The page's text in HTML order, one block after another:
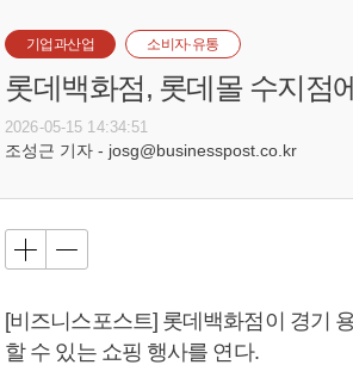
기업과산업 소비자·유통
롯데백화점, 롯데몰 수지점
2026-05-15 14:34:51
조성근 기자 - josg@businesspost.co.kr
[비즈니스포스트] 롯데백화점이 경기
할 수 있는 쇼핑 행사를 연다.